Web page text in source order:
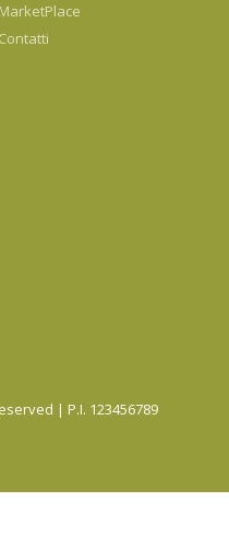
MarketPlace
Contatti
| P.I. 123456789